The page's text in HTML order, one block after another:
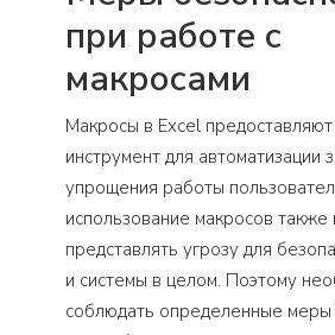
при работе с
макросами
Макросы в Excel
инструмент для автоматизации
упрощения работы
использование макросов
представлять угрозу для
и системы в целом. Поэтому
соблюдать определенные меры